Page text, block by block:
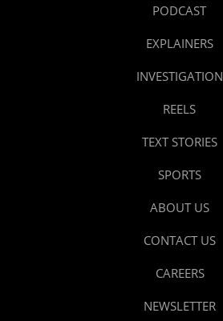
PODCAST
EXPLAINERS
INVESTIGATION
REELS
TEXT STORIES
SPORTS
ABOUT US
CONTACT US
CAREERS
NEWSLETTER